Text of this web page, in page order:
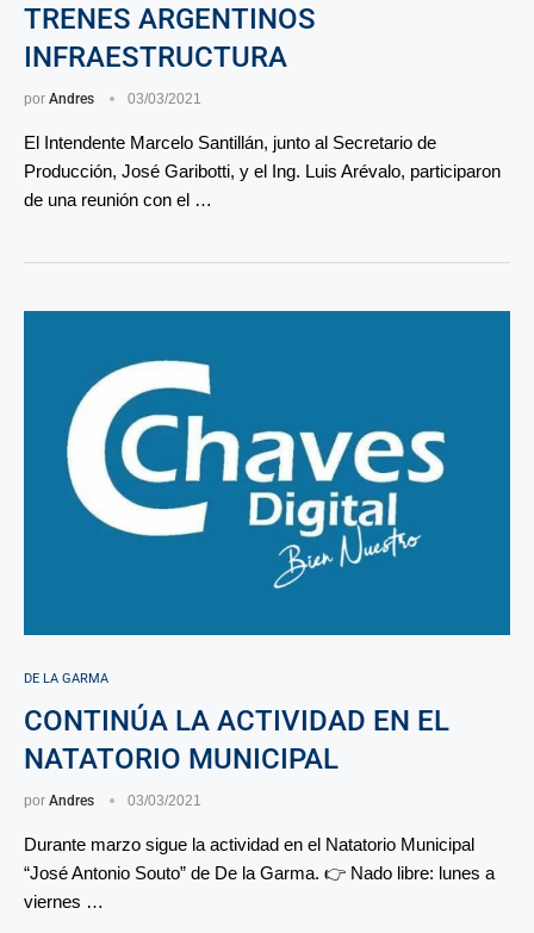
TRENES ARGENTINOS
INFRAESTRUCTURA
por Andres 03/03/2021
El Intendente Marcelo Santillán, junto al Secretario de
Producción, José Garibotti, y el Ing. Luis Arévalo, participaron
de una reunión con el …
DE LA GARMA
CONTINÚA LA ACTIVIDAD EN EL
NATATORIO MUNICIPAL
por Andres 03/03/2021
Durante marzo sigue la actividad en el Natatorio Municipal
“José Antonio Souto” de De la Garma. 👉 Nado libre: lunes a
viernes …